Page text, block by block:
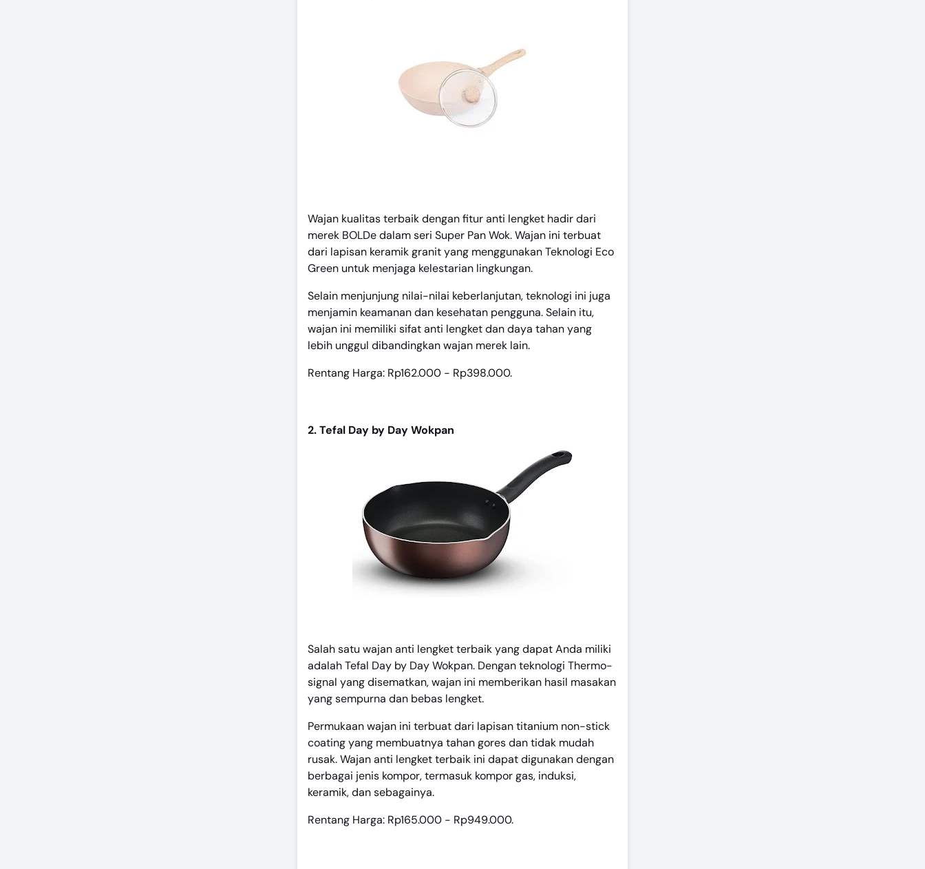
Wajan kualitas terbaik dengan fitur anti lengket hadir dari
merek BOLDe dalam seri Super Pan Wok. Wajan ini terbuat
dari lapisan keramik granit yang menggunakan Teknologi Eco
Green untuk menjaga kelestarian lingkungan.
Selain menjunjung nilai-nilai keberlanjutan, teknologi ini juga
menjamin keamanan dan kesehatan pengguna. Selain itu,
wajan ini memiliki sifat anti lengket dan daya tahan yang
lebih unggul dibandingkan wajan merek lain.
Rentang Harga: Rp162.000 - Rp398.000.
2. Tefal Day by Day Wokpan
Salah satu wajan anti lengket terbaik yang dapat Anda miliki
adalah Tefal Day by Day Wokpan. Dengan teknologi Thermo-
signal yang disematkan, wajan ini memberikan hasil masakan
yang sempurna dan bebas lengket.
Permukaan wajan ini terbuat dari lapisan titanium non-stick
coating yang membuatnya tahan gores dan tidak mudah
rusak. Wajan anti lengket terbaik ini dapat digunakan dengan
berbagai jenis kompor, termasuk kompor gas, induksi,
keramik, dan sebagainya.
Rentang Harga: Rp165.000 - Rp949.000.